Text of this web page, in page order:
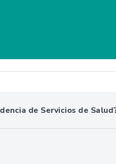
de Servicios de